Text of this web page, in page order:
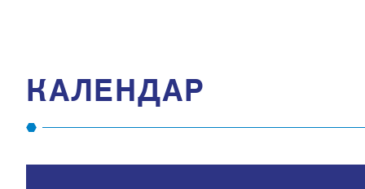
КАЛЕНДАР